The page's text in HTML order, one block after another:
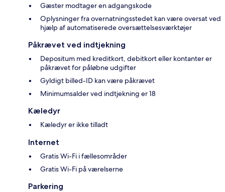
Gæster modtager en adgangskode
Oplysninger fra overnatningsstedet kan være oversat ved
hjælp af automatiserede oversættelsesværktøjer
Påkrævet ved indtjekning
Depositum med kreditkort, debitkort eller kontanter er
påkrævet for påløbne udgifter
Gyldigt billed-ID kan være påkrævet
Minimumsalder ved indtjekning er 18
Kæledyr
Kæledyr er ikke tilladt
Internet
Gratis Wi-Fi i fællesområder
Gratis Wi-Fi på værelserne
Parkering